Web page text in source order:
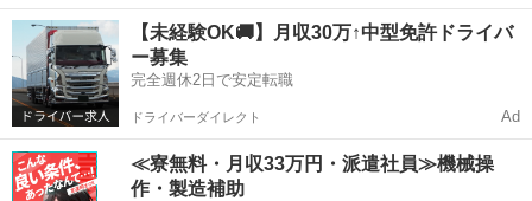
調のテレビ台です。 小さな傷はございますが、綺麗な状態です。 【商
品概要】 • サイズ(約cm)：幅89× 奥行43.5× 高さ48.5 • カラー：ライ
トブ...
岡山 倉敷市 収納家具 ガラス
【未経験OK🚚】月収30万↑中型免許ドライバ
ー募集
完全週休2日で安定転職
ドライバーダイレクト Ad
≪寮無料・月収33万円・派遣社員≫機械操
作・製造補助